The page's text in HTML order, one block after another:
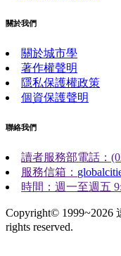
關於我們
關於城市學
著作權聲明
隱私保護權政策
個資保護聲明
聯絡我們
讀者服務部電話：
服務信箱：
時間：週一至週五
Copyright©
rights reserved.